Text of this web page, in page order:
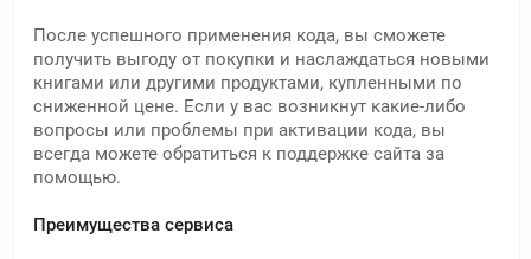
После успешного применения кода, вы сможете
получить выгоду от покупки и наслаждаться новыми
книгами или другими продуктами, купленными по
сниженной цене. Если у вас возникнут какие-либо
вопросы или проблемы при активации кода, вы
всегда можете обратиться к поддержке сайта за
помощью.
Преимущества сервиса